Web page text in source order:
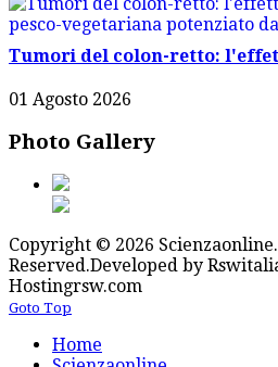
Tumori del colon-retto:
01 Agosto 2026
Photo Gallery
Copyright © 2026
Reserved.Developed by
Hostingrsw.com
Goto Top
Home